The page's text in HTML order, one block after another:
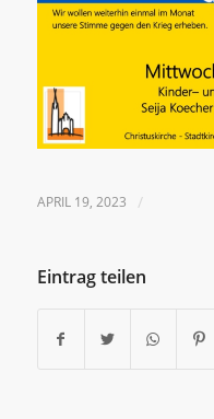
APRIL 19, 2023 /
Eintrag teilen